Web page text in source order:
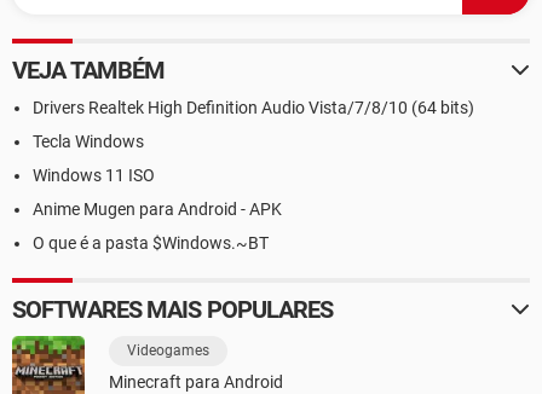
VEJA TAMBÉM
Drivers Realtek High Definition Audio Vista/7/8/10 (64 bits)
Tecla Windows
Windows 11 ISO
Anime Mugen para Android - APK
O que é a pasta $Windows.~BT
SOFTWARES MAIS POPULARES
Videogames
Minecraft para Android